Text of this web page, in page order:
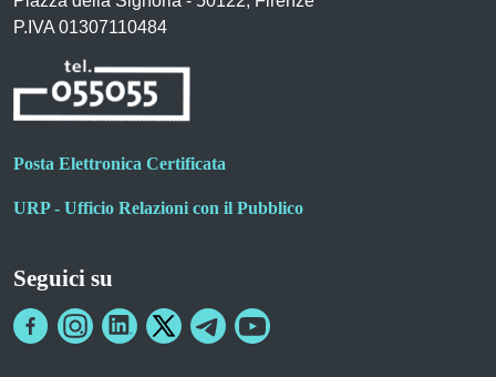
P.IVA 01307110484
Posta Elettronica Certificata
URP - Ufficio Relazioni con il Pubblico
Seguici su